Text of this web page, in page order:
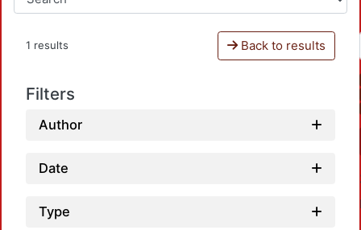
1 results Back to results
Filters
Author
Date
Type